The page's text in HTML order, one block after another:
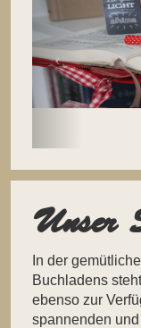
Unser
In der
Buchladens
ebenso zur
spannenden